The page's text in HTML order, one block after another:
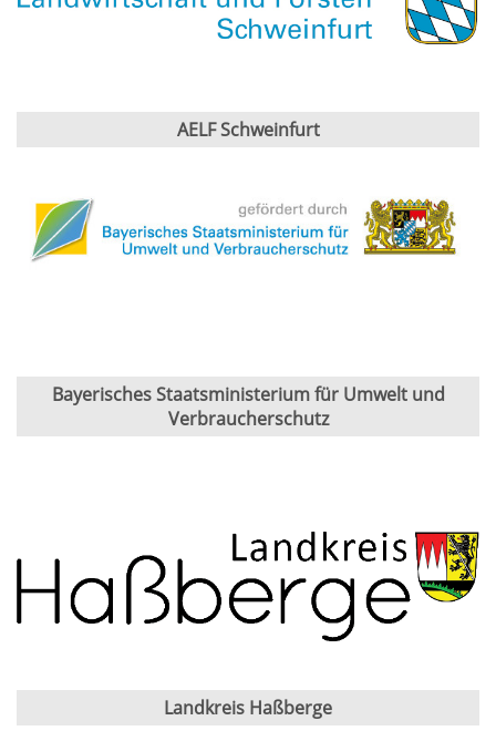
AELF Schweinfurt
Bayerisches Staatsministerium für Umwelt und
Verbraucherschutz
Landkreis Haßberge